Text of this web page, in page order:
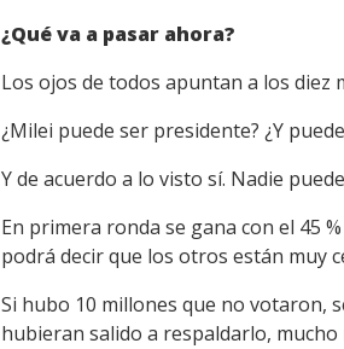
¿Qué va a pasar ahora?
Los ojos de todos apuntan a los
¿Milei puede ser presidente? ¿Y
Y de acuerdo a lo visto sí. Nadie
En primera ronda se gana con el 45
podrá decir que los otros están muy
Si hubo 10 millones que no votaron,
hubieran salido a respaldarlo,